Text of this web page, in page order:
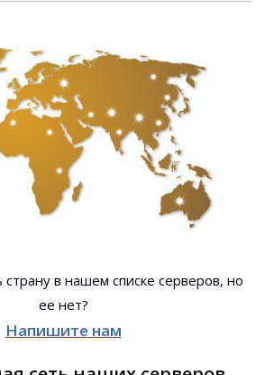
в нашем списке серверов, но
ее нет?
Напишите нам